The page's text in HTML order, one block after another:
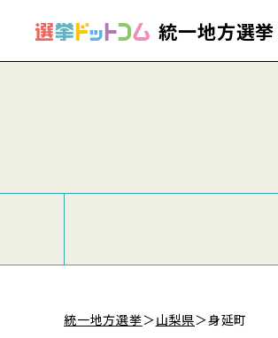
統一地方選挙
統一地方選挙＞山梨県＞身延町